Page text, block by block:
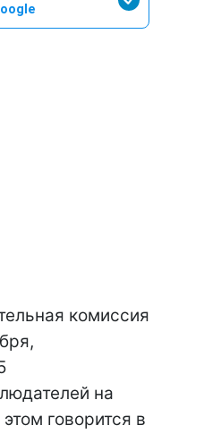
комиссия
на
говорится в